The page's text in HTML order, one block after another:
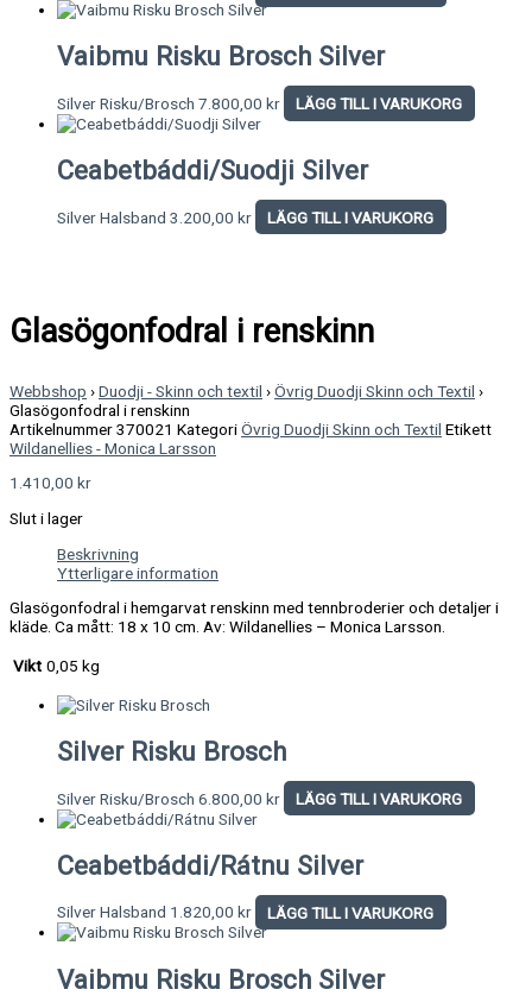
Vaibmu Risku Brosch Silver
Silver Risku/Brosch 7.800,00 kr LÄGG TILL I VARUKORG
Ceabetbáddi/Suodji Silver
Silver Halsband 3.200,00 kr LÄGG TILL I VARUKORG
Glasögonfodral i renskinn
Webbshop ›Duodji - Skinn och textil ›Övrig Duodji Skinn och Textil ›
Glasögonfodral i renskinn
Artikelnummer370021 KategoriÖvrig Duodji Skinn och Textil Etikett
Wildanellies - Monica Larsson
1.410,00 kr
Slut i lager
Beskrivning
Ytterligare information
Glasögonfodral i hemgarvat renskinn med tennbroderier och detaljer i
kläde. Ca mått: 18 x 10 cm. Av: Wildanellies – Monica Larsson.
Vikt 0,05 kg
Silver Risku Brosch
Silver Risku/Brosch 6.800,00 kr LÄGG TILL I VARUKORG
Ceabetbáddi/Rátnu Silver
Silver Halsband 1.820,00 kr LÄGG TILL I VARUKORG
Vaibmu Risku Brosch Silver